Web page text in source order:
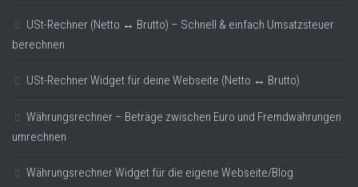
USt-Rechner (Netto ↔ Brutto) – Schnell & einfach Umsatzsteuer
berechnen
USt-Rechner Widget für deine Webseite (Netto ↔ Brutto)
Währungsrechner – Beträge zwischen Euro und Fremdwährungen
umrechnen
Währungsrechner Widget für die eigene Webseite/Blog